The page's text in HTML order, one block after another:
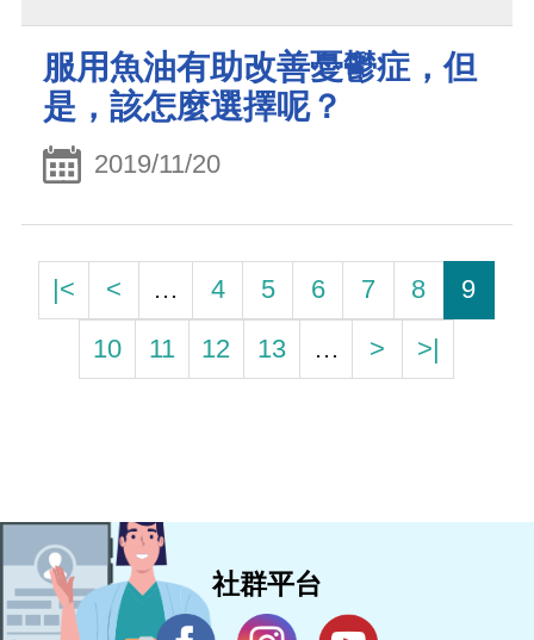
服用魚油有助改善憂鬱症，但
是，該怎麼選擇呢？
2019/11/20
|< < … 4 5 6 7 8
9
10
11 12 13 … > >|
社群平台